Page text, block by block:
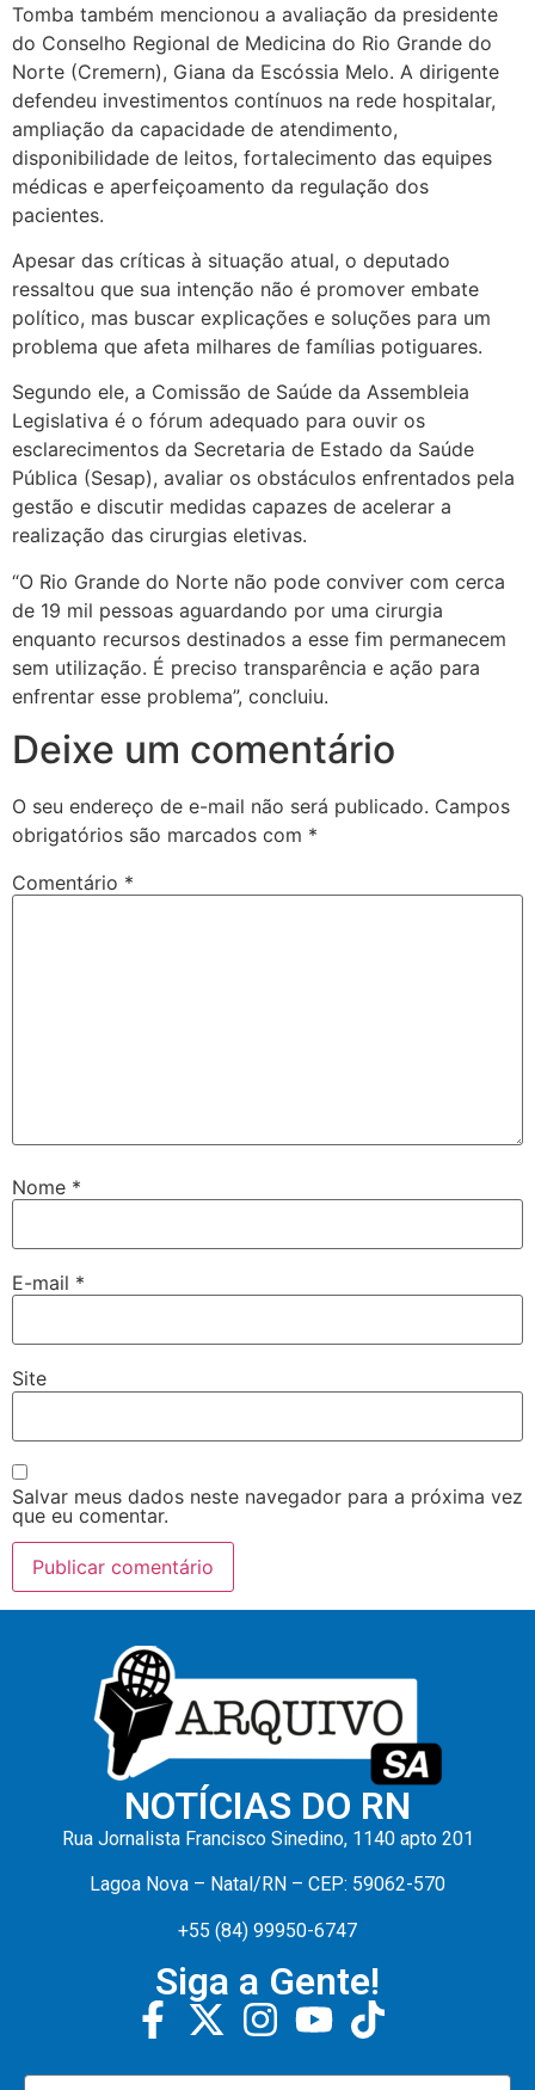
Tomba também mencionou a avaliação da presidente
do Conselho Regional de Medicina do Rio Grande do
Norte (Cremern), Giana da Escóssia Melo. A dirigente
defendeu investimentos contínuos na rede hospitalar,
ampliação da capacidade de atendimento,
disponibilidade de leitos, fortalecimento das equipes
médicas e aperfeiçoamento da regulação dos
pacientes.
Apesar das críticas à situação atual, o deputado
ressaltou que sua intenção não é promover embate
político, mas buscar explicações e soluções para um
problema que afeta milhares de famílias potiguares.
Segundo ele, a Comissão de Saúde da Assembleia
Legislativa é o fórum adequado para ouvir os
esclarecimentos da Secretaria de Estado da Saúde
Pública (Sesap), avaliar os obstáculos enfrentados pela
gestão e discutir medidas capazes de acelerar a
realização das cirurgias eletivas.
“O Rio Grande do Norte não pode conviver com cerca
de 19 mil pessoas aguardando por uma cirurgia
enquanto recursos destinados a esse fim permanecem
sem utilização. É preciso transparência e ação para
enfrentar esse problema”, concluiu.
Deixe um comentário
O seu endereço de e-mail não será publicado. Campos
obrigatórios são marcados com *
Comentário *
Nome *
E-mail *
Site
Salvar meus dados neste navegador para a próxima vez
que eu comentar.
NOTÍCIAS DO RN
Rua Jornalista Francisco Sinedino, 1140 apto 201
Lagoa Nova – Natal/RN – CEP: 59062-570
+55 (84) 99950-6747
Siga a Gente!